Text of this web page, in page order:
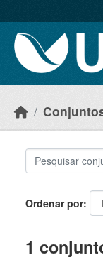
Ordenar por
1